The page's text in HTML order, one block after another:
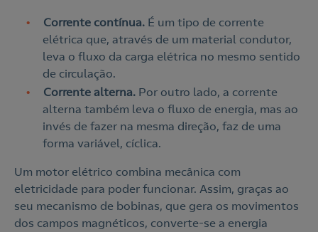
Corrente contínua. É um tipo de corrente
elétrica que, através de um material condutor,
leva o fluxo da carga elétrica no mesmo sentido
de circulação.
Corrente alterna. Por outro lado, a corrente
alterna também leva o fluxo de energia, mas ao
invés de fazer na mesma direção, faz de uma
forma variável, cíclica.
Um motor elétrico combina mecânica com
eletricidade para poder funcionar. Assim, graças ao
seu mecanismo de bobinas, que gera os movimentos
dos campos magnéticos, converte-se a energia